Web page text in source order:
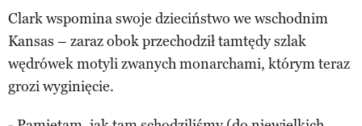
Clark wspomina swoje dzieciństwo we wschodnim
Kansas – zaraz obok przechodził tamtędy szlak
wędrówek motyli zwanych monarchami, którym teraz
grozi wyginięcie.